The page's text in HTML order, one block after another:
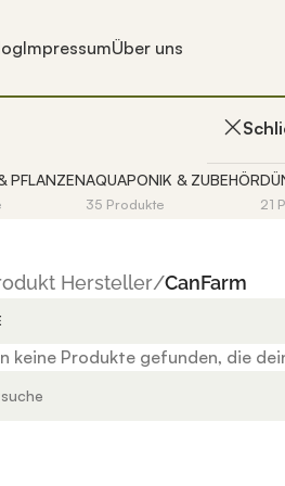
ImpressumÜber uns
PFLANZENAQUAPONIK & ZUBEHÖR
35 Produkte 21
Ergebnisse der automatischen
Hersteller/CanFarm
keine Produkte gefunden, die